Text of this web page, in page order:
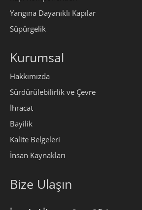
Yangına Dayanıklı Kapılar
Süpürgelik
Kurumsal
Hakkımızda
Sürdürülebilirlik ve Çevre
İhracat
Bayilik
Kalite Belgeleri
İnsan Kaynakları
Bize Ulaşın